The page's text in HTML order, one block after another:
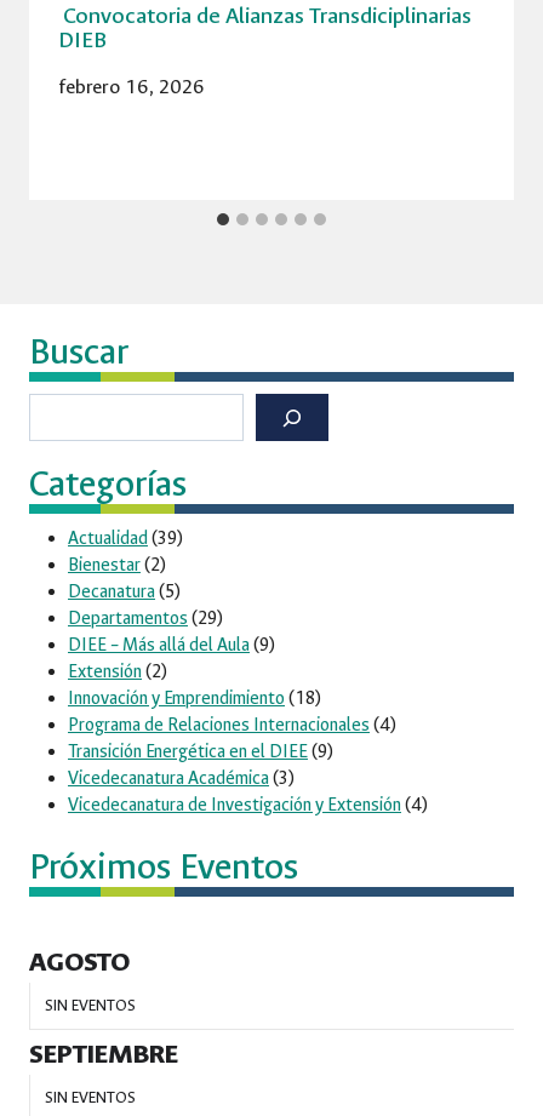
Convocatoria de Alianzas Transdiciplinarias
DIEB
febrero 16, 2026
Buscar
Categorías
Actualidad (39)
Bienestar(2)
Decanatura(5)
Departamentos (29)
DIEE – Más allá del Aula(9)
Extensión(2)
Innovación y Emprendimiento (18)
Programa de Relaciones Internacionales (4)
Transición Energética en el DIEE(9)
Vicedecanatura Académica(3)
Vicedecanatura de Investigación y Extensión(4)
Próximos Eventos
AGOSTO
SIN EVENTOS
SEPTIEMBRE
SIN EVENTOS